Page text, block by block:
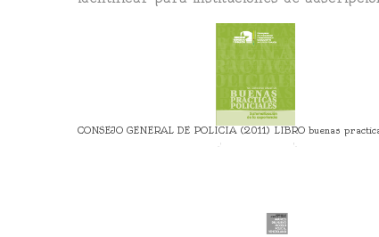
CONSEJO GENERAL DE POLICIA (2011) LIBRO buenas